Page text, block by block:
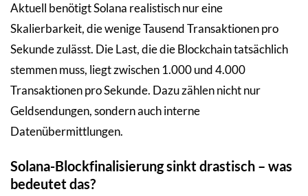
Aktuell benötigt Solana realistisch nur eine
Skalierbarkeit, die wenige Tausend Transaktionen pro
Sekunde zulässt. Die Last, die die Blockchain tatsächlich
stemmen muss, liegt zwischen 1.000 und 4.000
Transaktionen pro Sekunde. Dazu zählen nicht nur
Geldsendungen, sondern auch interne
Datenübermittlungen.
Solana-Blockfinalisierung sinkt drastisch – was
bedeutet das?